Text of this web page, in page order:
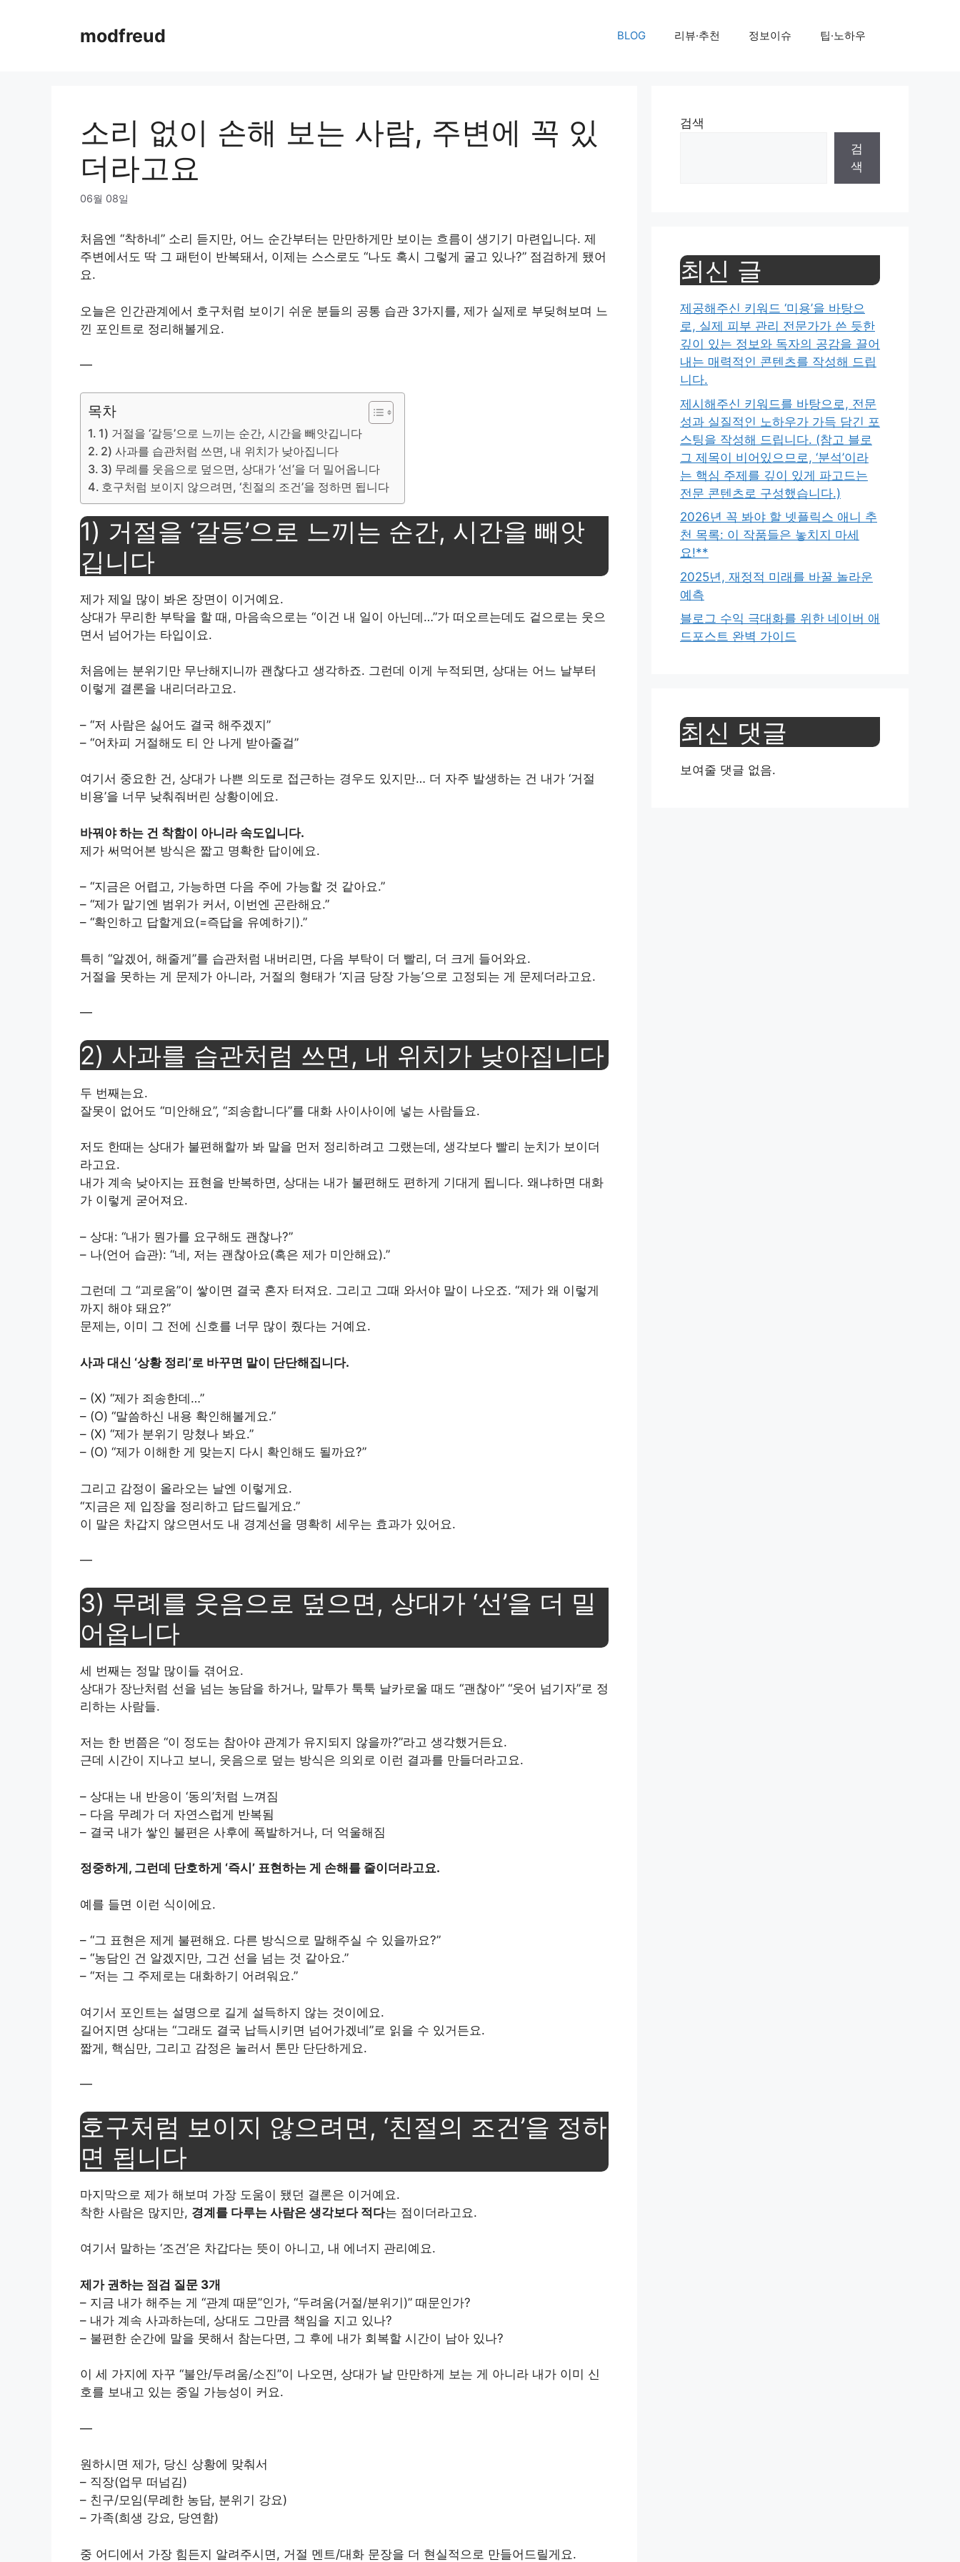
modfreud BLOG 리뷰·추천 정보이슈 팁·노하우
소리 없이 손해 보는 사람, 주변에 꼭 있
더라고요
06월 08일
처음엔 “착하네” 소리 듣지만, 어느 순간부터는 만만하게만 보이는 흐름이 생기기 마련입니다. 제
주변에서도 딱 그 패턴이 반복돼서, 이제는 스스로도 “나도 혹시 그렇게 굴고 있나?” 점검하게 됐어
요.
오늘은 인간관계에서 호구처럼 보이기 쉬운 분들의 공통 습관 3가지를, 제가 실제로 부딪혀보며 느
낀 포인트로 정리해볼게요.
—
목차
1) 거절을 ‘갈등’으로 느끼는 순간, 시간을 빼앗깁니다
2) 사과를 습관처럼 쓰면, 내 위치가 낮아집니다
3) 무례를 웃음으로 덮으면, 상대가 ‘선’을 더 밀어옵니다
호구처럼 보이지 않으려면, ‘친절의 조건’을 정하면 됩니다
1) 거절을 ‘갈등’으로 느끼는 순간, 시간을 빼앗
깁니다
제가 제일 많이 봐온 장면이 이거예요.
상대가 무리한 부탁을 할 때, 마음속으로는 “이건 내 일이 아닌데…”가 떠오르는데도 겉으로는 웃으
면서 넘어가는 타입이요.
처음에는 분위기만 무난해지니까 괜찮다고 생각하죠. 그런데 이게 누적되면, 상대는 어느 날부터
이렇게 결론을 내리더라고요.
– “저 사람은 싫어도 결국 해주겠지”
– “어차피 거절해도 티 안 나게 받아줄걸”
여기서 중요한 건, 상대가 나쁜 의도로 접근하는 경우도 있지만… 더 자주 발생하는 건 내가 ‘거절
비용’을 너무 낮춰줘버린 상황이에요.
바꿔야 하는 건 착함이 아니라 속도입니다.
제가 써먹어본 방식은 짧고 명확한 답이에요.
– “지금은 어렵고, 가능하면 다음 주에 가능할 것 같아요.”
– “제가 맡기엔 범위가 커서, 이번엔 곤란해요.”
– “확인하고 답할게요(=즉답을 유예하기).”
특히 “알겠어, 해줄게”를 습관처럼 내버리면, 다음 부탁이 더 빨리, 더 크게 들어와요.
거절을 못하는 게 문제가 아니라, 거절의 형태가 ‘지금 당장 가능’으로 고정되는 게 문제더라고요.
—
2) 사과를 습관처럼 쓰면, 내 위치가 낮아집니다
두 번째는요.
잘못이 없어도 “미안해요”, “죄송합니다”를 대화 사이사이에 넣는 사람들요.
저도 한때는 상대가 불편해할까 봐 말을 먼저 정리하려고 그랬는데, 생각보다 빨리 눈치가 보이더
라고요.
내가 계속 낮아지는 표현을 반복하면, 상대는 내가 불편해도 편하게 기대게 됩니다. 왜냐하면 대화
가 이렇게 굳어져요.
– 상대: “내가 뭔가를 요구해도 괜찮나?”
– 나(언어 습관): “네, 저는 괜찮아요(혹은 제가 미안해요).”
그런데 그 “괴로움”이 쌓이면 결국 혼자 터져요. 그리고 그때 와서야 말이 나오죠. “제가 왜 이렇게
까지 해야 돼요?”
문제는, 이미 그 전에 신호를 너무 많이 줬다는 거예요.
사과 대신 ‘상황 정리’로 바꾸면 말이 단단해집니다.
– (X) “제가 죄송한데…”
– (O) “말씀하신 내용 확인해볼게요.”
– (X) “제가 분위기 망쳤나 봐요.”
– (O) “제가 이해한 게 맞는지 다시 확인해도 될까요?”
그리고 감정이 올라오는 날엔 이렇게요.
“지금은 제 입장을 정리하고 답드릴게요.”
이 말은 차갑지 않으면서도 내 경계선을 명확히 세우는 효과가 있어요.
—
3) 무례를 웃음으로 덮으면, 상대가 ‘선’을 더 밀
어옵니다
세 번째는 정말 많이들 겪어요.
상대가 장난처럼 선을 넘는 농담을 하거나, 말투가 툭툭 날카로울 때도 “괜찮아” “웃어 넘기자”로 정
리하는 사람들.
저는 한 번쯤은 “이 정도는 참아야 관계가 유지되지 않을까?”라고 생각했거든요.
근데 시간이 지나고 보니, 웃음으로 덮는 방식은 의외로 이런 결과를 만들더라고요.
– 상대는 내 반응이 ‘동의’처럼 느껴짐
– 다음 무례가 더 자연스럽게 반복됨
– 결국 내가 쌓인 불편은 사후에 폭발하거나, 더 억울해짐
정중하게, 그런데 단호하게 ‘즉시’ 표현하는 게 손해를 줄이더라고요.
예를 들면 이런 식이에요.
– “그 표현은 제게 불편해요. 다른 방식으로 말해주실 수 있을까요?”
– “농담인 건 알겠지만, 그건 선을 넘는 것 같아요.”
– “저는 그 주제로는 대화하기 어려워요.”
여기서 포인트는 설명으로 길게 설득하지 않는 것이에요.
길어지면 상대는 “그래도 결국 납득시키면 넘어가겠네”로 읽을 수 있거든요.
짧게, 핵심만, 그리고 감정은 눌러서 톤만 단단하게요.
—
호구처럼 보이지 않으려면, ‘친절의 조건’을 정하
면 됩니다
마지막으로 제가 해보며 가장 도움이 됐던 결론은 이거예요.
착한 사람은 많지만, 경계를 다루는 사람은 생각보다 적다는 점이더라고요.
여기서 말하는 ‘조건’은 차갑다는 뜻이 아니고, 내 에너지 관리예요.
제가 권하는 점검 질문 3개
– 지금 내가 해주는 게 “관계 때문”인가, “두려움(거절/분위기)” 때문인가?
– 내가 계속 사과하는데, 상대도 그만큼 책임을 지고 있나?
– 불편한 순간에 말을 못해서 참는다면, 그 후에 내가 회복할 시간이 남아 있나?
이 세 가지에 자꾸 “불안/두려움/소진”이 나오면, 상대가 날 만만하게 보는 게 아니라 내가 이미 신
호를 보내고 있는 중일 가능성이 커요.
—
원하시면 제가, 당신 상황에 맞춰서
– 직장(업무 떠넘김)
– 친구/모임(무례한 농담, 분위기 강요)
– 가족(희생 강요, 당연함)
중 어디에서 가장 힘든지 알려주시면, 거절 멘트/대화 문장을 더 현실적으로 만들어드릴게요.
검색
검
색
최신 글
제공해주신 키워드 ‘미용’을 바탕으
로, 실제 피부 관리 전문가가 쓴 듯한
깊이 있는 정보와 독자의 공감을 끌어
내는 매력적인 콘텐츠를 작성해 드립
니다.
제시해주신 키워드를 바탕으로, 전문
성과 실질적인 노하우가 가득 담긴 포
스팅을 작성해 드립니다. (참고 블로
그 제목이 비어있으므로, ‘분석’이라
는 핵심 주제를 깊이 있게 파고드는
전문 콘텐츠로 구성했습니다.)
2026년 꼭 봐야 할 넷플릭스 애니 추
천 목록: 이 작품들은 놓치지 마세
요!**
2025년, 재정적 미래를 바꿀 놀라운
예측
블로그 수익 극대화를 위한 네이버 애
드포스트 완벽 가이드
최신 댓글
보여줄 댓글 없음.